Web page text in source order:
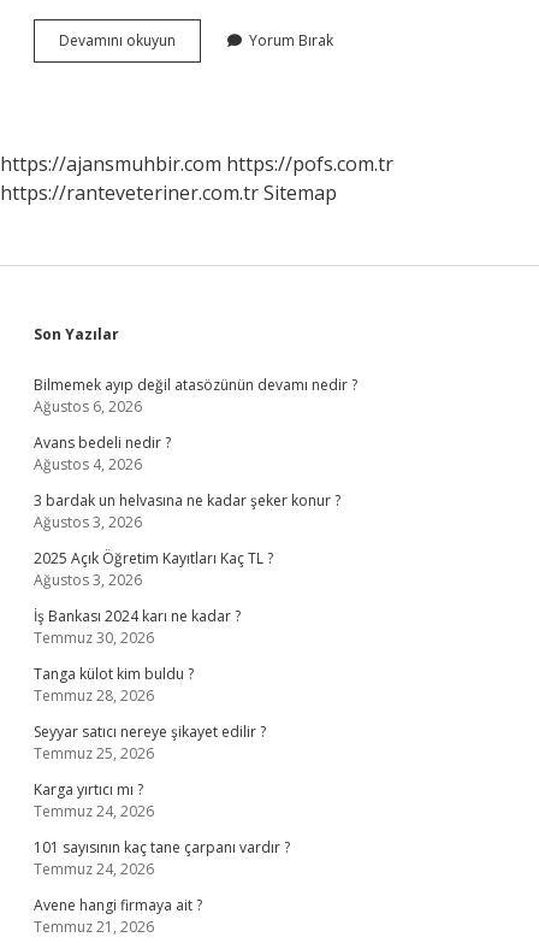
Devamını okuyun Amerikan
Salatası
Yorum Bırak
https://ajansmuhbir.com https://pofs.com.tr
https://ranteveteriner.com.trSitemap
Sidebar
Son Yazılar
Bilmemek ayıp değil atasözünün devamı nedir ?
Ağustos 6, 2026
Avans bedeli nedir ?
Ağustos 4, 2026
3 bardak un helvasına ne kadar şeker konur ?
Ağustos 3, 2026
2025 Açık Öğretim Kayıtları Kaç TL ?
Ağustos 3, 2026
İş Bankası 2024 karı ne kadar ?
Temmuz 30, 2026
Tanga külot kim buldu ?
Temmuz 28, 2026
Seyyar satıcı nereye şikayet edilir ?
Temmuz 25, 2026
Karga yırtıcı mı ?
Temmuz 24, 2026
101 sayısının kaç tane çarpanı vardır ?
Temmuz 24, 2026
Avene hangi firmaya ait ?
Temmuz 21, 2026